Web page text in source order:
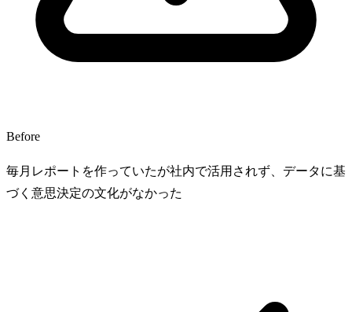
Before
毎月レポートを作っていたが社内で活用されず、データに基
づく意思決定の文化がなかった